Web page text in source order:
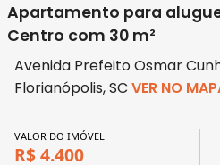
Apartamento para
Centro com 30 m²
Avenida Prefeito Osmar
Florianópolis, SC VER NO
VALOR DO IMÓVEL
R$ 4.400